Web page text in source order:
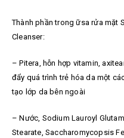
Thành phần trong ữsa rửa mặt
Cleanser:
– Pitera, hỗn hợp vitamin,
đẩy quá trình trẻ hóa da một
tạo lớp da bên ngoài
– Nước, Sodium Lauroyl
Stearate, Saccharomycopsis